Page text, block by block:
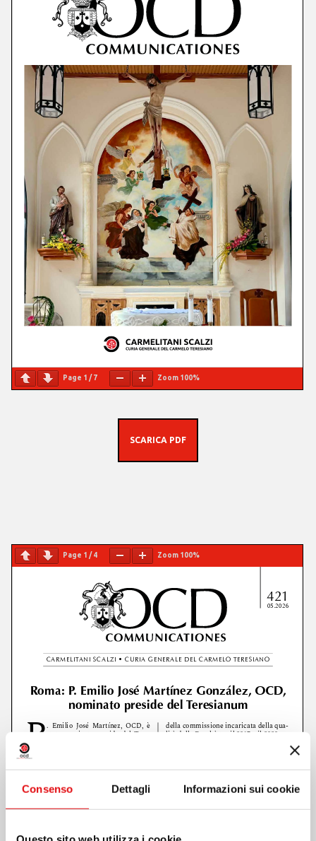
Consenso Dettagli Informazioni sui cookie
Page 1 /7 Zoom 100%
SCARICA PDF
Page 1 /4 Zoom 100%